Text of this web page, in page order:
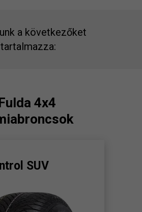
a következőket
tartalmazza:
4x4
SUV